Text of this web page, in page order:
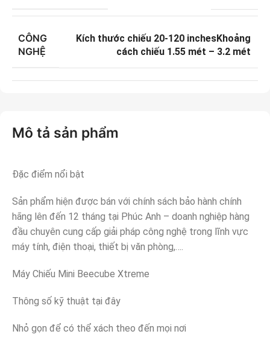
Mô tả sản phẩm
Đặc điểm nổi bật
Sản phẩm hiện được bán với chính sách bảo hành chính
hãng lên đến 12 tháng tại Phúc Anh – doanh nghiệp hàng
đầu chuyên cung cấp giải pháp công nghệ trong lĩnh vực
máy tính, điện thoại, thiết bị văn phòng,….
Máy Chiếu Mini Beecube Xtreme
Thông số kỹ thuật tại đây
Nhỏ gọn để có thể xách theo đến mọi nơi
CÔNG
NGHỆ
Kích thước chiếu 20-120 inchesKhoảng
cách chiếu 1.55 mét – 3.2 mét